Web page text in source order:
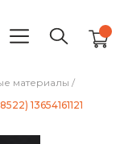
материалы /
13654161121